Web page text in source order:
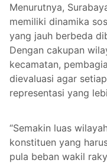
Menurutnya,
memiliki dinamika
yang jauh berbeda
Dengan cakupan
kecamatan,
dievaluasi agar
representasi yang
“Semakin luas
konstituen yang
pula beban wakil